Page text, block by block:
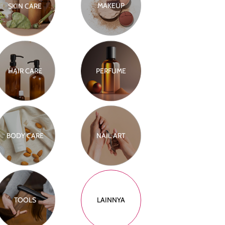
SKIN CARE MAKEUP
HAIR CARE PERFUME
BODY CARE NAIL ART
TOOLS LAINNYA